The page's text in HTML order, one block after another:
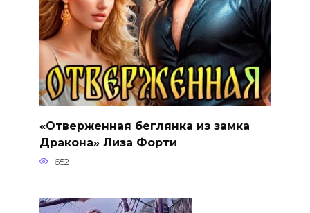
«Отверженная беглянка из замка
Дракона» Лиза Форти
652